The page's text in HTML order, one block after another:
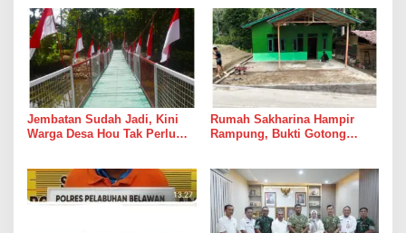
Jembatan Sudah Jadi, Kini
Warga Desa Hou Tak Perlu
Rumah Sakharina Hampir
Rampung, Bukti Gotong